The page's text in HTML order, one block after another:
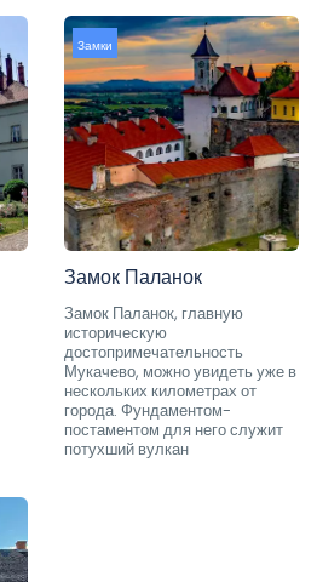
Замки
Замок Паланок
Замок Паланок, главную
историческую
достопримечательность
Мукачево, можно увидеть уже в
нескольких километрах от
города. Фундаментом-
постаментом для него служит
потухший вулкан